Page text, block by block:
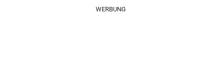
WERBUNG